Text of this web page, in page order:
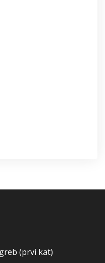
(prvi kat)